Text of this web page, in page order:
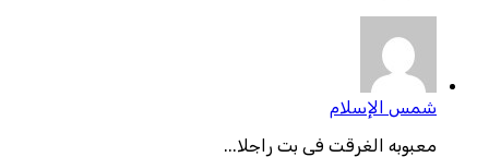
شمس الإسلام
معبوبه الغرقت فى بت راجلا...